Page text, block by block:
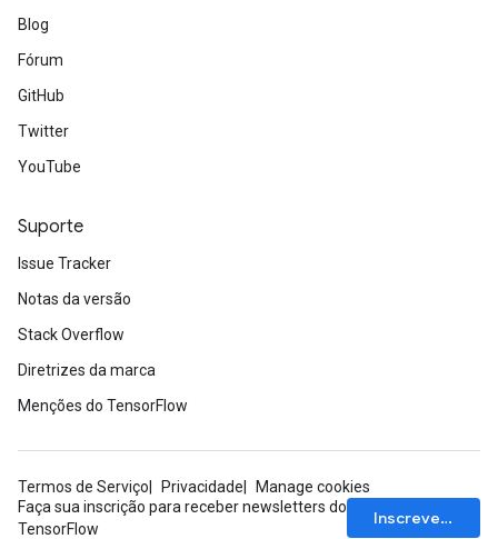
Blog
Fórum
GitHub
Twitter
YouTube
Suporte
Issue Tracker
Notas da versão
Stack Overflow
Diretrizes da marca
Menções do TensorFlow
Termos de Serviço Privacidade
Manage cookies
Faça sua inscrição para receber newsletters do
TensorFlow
Inscrever-se